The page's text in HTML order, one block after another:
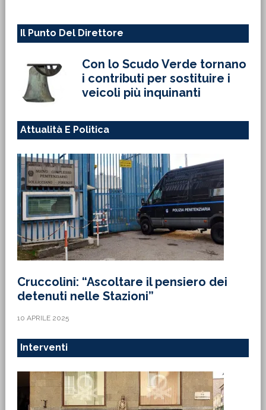
Il Punto Del Direttore
Con lo Scudo Verde tornano
i contributi per sostituire i
veicoli più inquinanti
Attualità E Politica
Cruccolini: “Ascoltare il pensiero dei
detenuti nelle Stazioni”
10 APRILE 2025
Interventi